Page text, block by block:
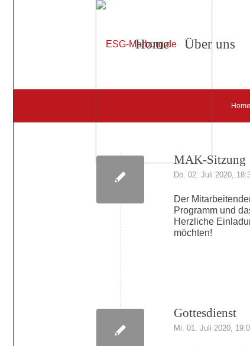
Home Über uns
Home
MAK-Sitzung
Do. 02. Juli 2020,
Der
Programm und
Herzliche
möchten!
Gottesdienst
Mi. 01. Juli 2020,